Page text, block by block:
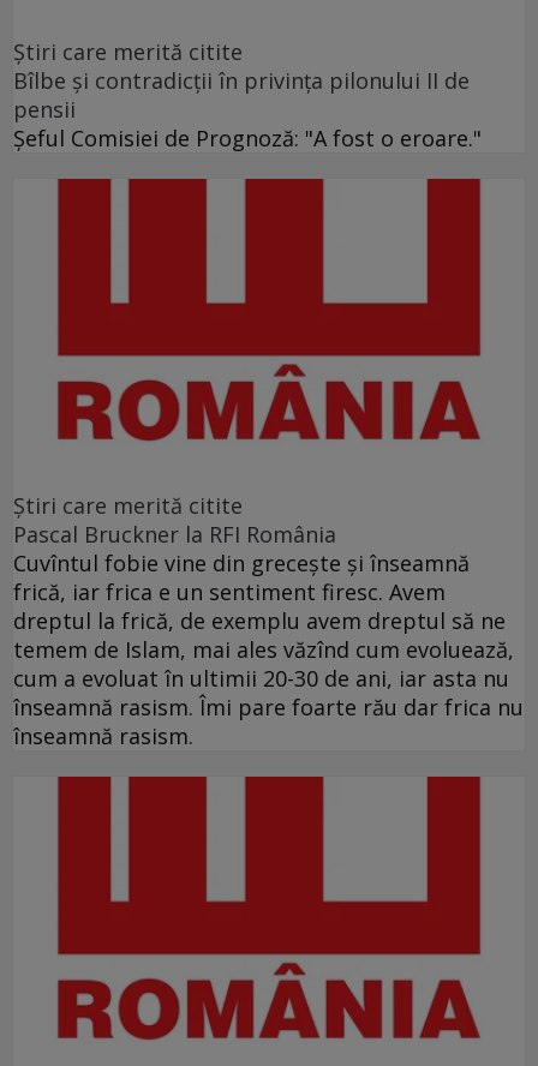
Ştiri care merită citite
Bîlbe și contradicții în privința pilonului II de
pensii
Șeful Comisiei de Prognoză: "A fost o eroare."
Ştiri care merită citite
Pascal Bruckner la RFI România
Cuvîntul fobie vine din grecește și înseamnă
frică, iar frica e un sentiment firesc. Avem
dreptul la frică, de exemplu avem dreptul să ne
temem de Islam, mai ales văzînd cum evoluează,
cum a evoluat în ultimii 20-30 de ani, iar asta nu
înseamnă rasism. Îmi pare foarte rău dar frica nu
înseamnă rasism.